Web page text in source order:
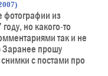
фотографии из
но какого-то
так и не
Заранее прошу
с постами про